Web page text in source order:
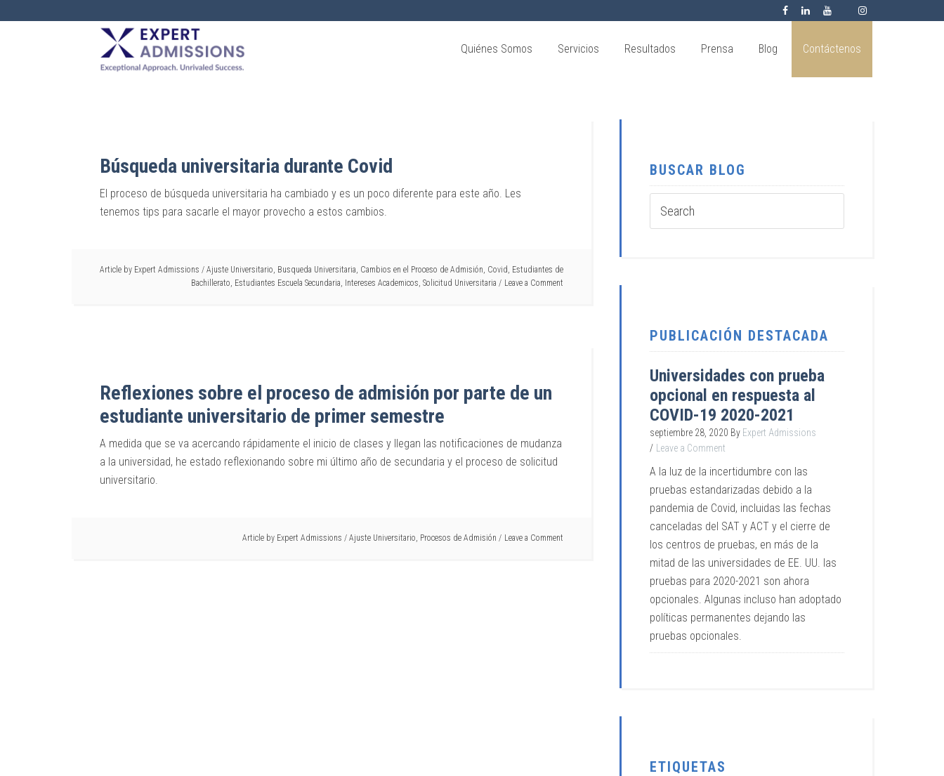
EXPERT
ADMISSIONS
Quiénes Somos Servicios Resultados Prensa Blog Contáctenos
Búsqueda universitaria durante Covid
El proceso de búsqueda universitaria ha cambiado y es un poco diferente para este año. Les
tenemos tips para sacarle el mayor provecho a estos cambios.
Article by Expert Admissions / Ajuste Universitario, Busqueda Universitaria, Cambios en el Proceso de Admisión, Covid, Estudiantes de
Bachillerato, Estudiantes Escuela Secundaria, Intereses Academicos, Solicitud Universitaria Leave a Comment
Reflexiones sobre el proceso de admisión por parte de un
estudiante universitario de primer semestre
A medida que se va acercando rápidamente el inicio de clases y llegan las notificaciones de mudanza
a la universidad, he estado reflexionando sobre mi último año de secundaria y el proceso de solicitud
universitario.
Article by Expert Admissions / Ajuste Universitario, Procesos de Admisión Leave a Comment
BUSCAR BLOG
PUBLICACIÓN DESTACADA
Universidades con prueba
opcional en respuesta al
COVID-19 2020-2021
septiembre 28, 2020 By Expert Admissions
Leave a Comment
A la luz de la incertidumbre con las
pruebas estandarizadas debido a la
pandemia de Covid, incluidas las fechas
canceladas del SAT y ACT y el cierre de
los centros de pruebas, en más de la
mitad de las universidades de EE. UU. las
pruebas para 2020-2021 son ahora
opcionales. Algunas incluso han adoptado
políticas permanentes dejando las
pruebas opcionales.
ETIQUETAS